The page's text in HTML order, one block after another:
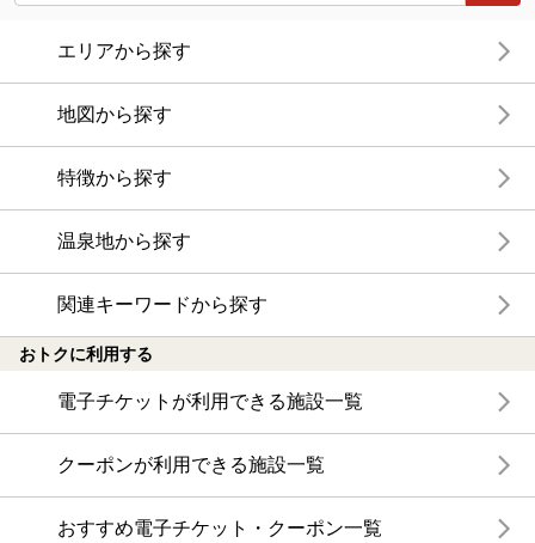
エリアから探す
地図から探す
特徴から探す
温泉地から探す
関連キーワードから探す
おトクに利用する
電子チケットが利用できる施設一覧
クーポンが利用できる施設一覧
おすすめ電子チケット・クーポン一覧